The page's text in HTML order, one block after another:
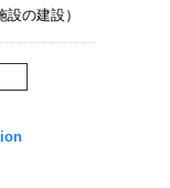
の建設）
取り組
15日・30日